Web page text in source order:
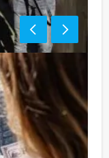
met een
diner na
met andere